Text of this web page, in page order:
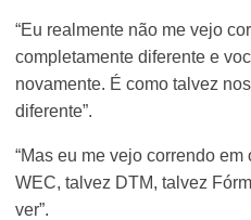
“Eu realmente não me vejo
completamente diferente e
novamente. É como talvez
diferente”.
“Mas eu me vejo correndo
WEC, talvez DTM, talvez
ver”.